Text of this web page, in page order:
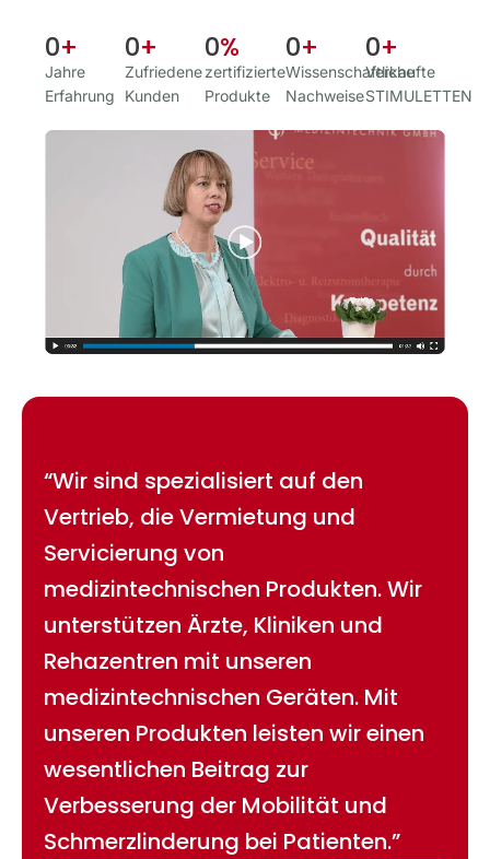
Jahre
Erfahrung
0+
Zufriedene
Kunden
0+
zertifizierte
Produkte
0%
Wissenschaftliche
Nachweise
0+
Verkaufte
STIMULETTEN
0+
“Wir sind spezialisiert auf den
Vertrieb, die Vermietung und
Servicierung von
medizintechnischen Produkten. Wir
unterstützen Ärzte, Kliniken und
Rehazentren mit unseren
medizintechnischen Geräten. Mit
unseren Produkten leisten wir einen
wesentlichen Beitrag zur
Verbesserung der Mobilität und
Schmerzlinderung bei Patienten.”